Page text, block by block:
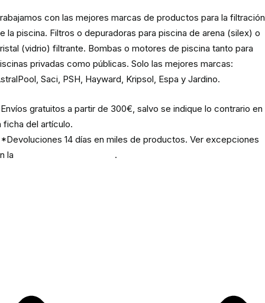
con las mejores marcas de productos para la filtración
la piscina. Filtros o depuradoras para piscina de arena (silex) o
(vidrio) filtrante. Bombas o motores de piscina tanto para
privadas como públicas. Solo las mejores marcas:
Saci, PSH, Hayward, Kripsol, Espa y Jardino.
gratuitos a partir de 300€, salvo se indique lo contrario en
ficha del artículo.
14 días en miles de productos. Ver excepciones
la
.